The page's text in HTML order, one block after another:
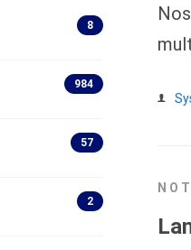
8
984
57
2